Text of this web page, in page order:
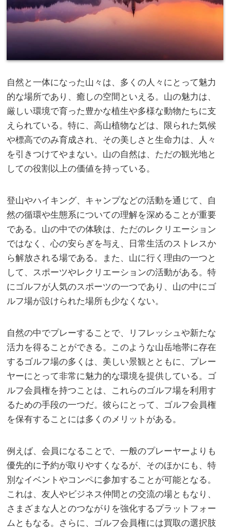
自然と一体になった山々は、多くの人々にとって魅力
的な場所であり、癒しの空間といえる。 山の魅力は、
厳しい環境で育った豊かな植生や多様な動物たちに支
えられている。特に、高山植物などは、限られた気候
や標高でのみ育成され、その美しさと生命力は、人々
を引きつけてやまない。山の自然は、ただの観光地と
しての役割以上の価値を持っている。
登山やハイキング、キャンプなどの活動を通じて、自
然の循環や生態系についての理解を深めることが重要
である。山の中での体験は、ただのレクリエーション
ではなく、心の安らぎを与え、日常生活のストレスか
ら解放される場である。また、山に行く理由の一つと
して、スポーツやレクリエーションの活動がある。特
にゴルフが人気のスポーツの一つであり、山の中にゴ
ルフ場が設けられた場所も少なくない。
自然の中でプレーすることで、リフレッシュや新たな
活力を得ることができる。このような山岳地帯に存在
するゴルフ場の多くは、美しい景観とともに、プレー
ヤーにとって非常に魅力的な環境を提供している。ゴ
ルフ会員権を持つことは、これらのゴルフ場を利用す
るための手段の一つだ。彼らにとって、ゴルフ会員権
を保有することには多くのメリットがある。
例えば、会員になることで、一般のプレーヤーよりも
優先的に予約が取りやすくなるが、そのほかにも、特
別なイベントやコンペに参加することが可能となる。
これは、友人やビジネス仲間との交流の場ともなり、
さまざまな人とのつながりを強化するプラットフォー
ムともなる。さらに、ゴルフ会員権には買取の選択肢